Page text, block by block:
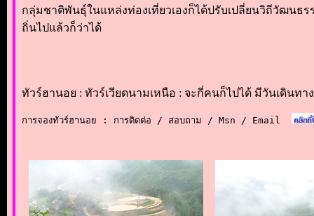
กลุ่มชาติพันธุ์ในแหล่งท่องเที่ยวเองก็ได้ปรับเปลี่ยนวิถีวัฒน
ถิ่นไปแล้วก็ว่าได้
ทัวร์ฮานอย : ทัวร์เวียดนามเหนือ : จะกี่คนก็ไปได้ มีวันเดินท
การจองทัวร์ฮานอย : การติดต่อ / สอบถาม / Msn / Email